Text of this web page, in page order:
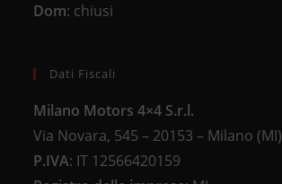
Dom: chiusi
Dati Fiscali
Milano Motors 4×4 S.r.l.
Via Novara, 545 – 20153 – Milano (MI)
P.IVA: IT 12566420159